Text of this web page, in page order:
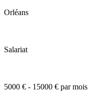
Orléans
Salariat
5000 € - 15000 € par mois